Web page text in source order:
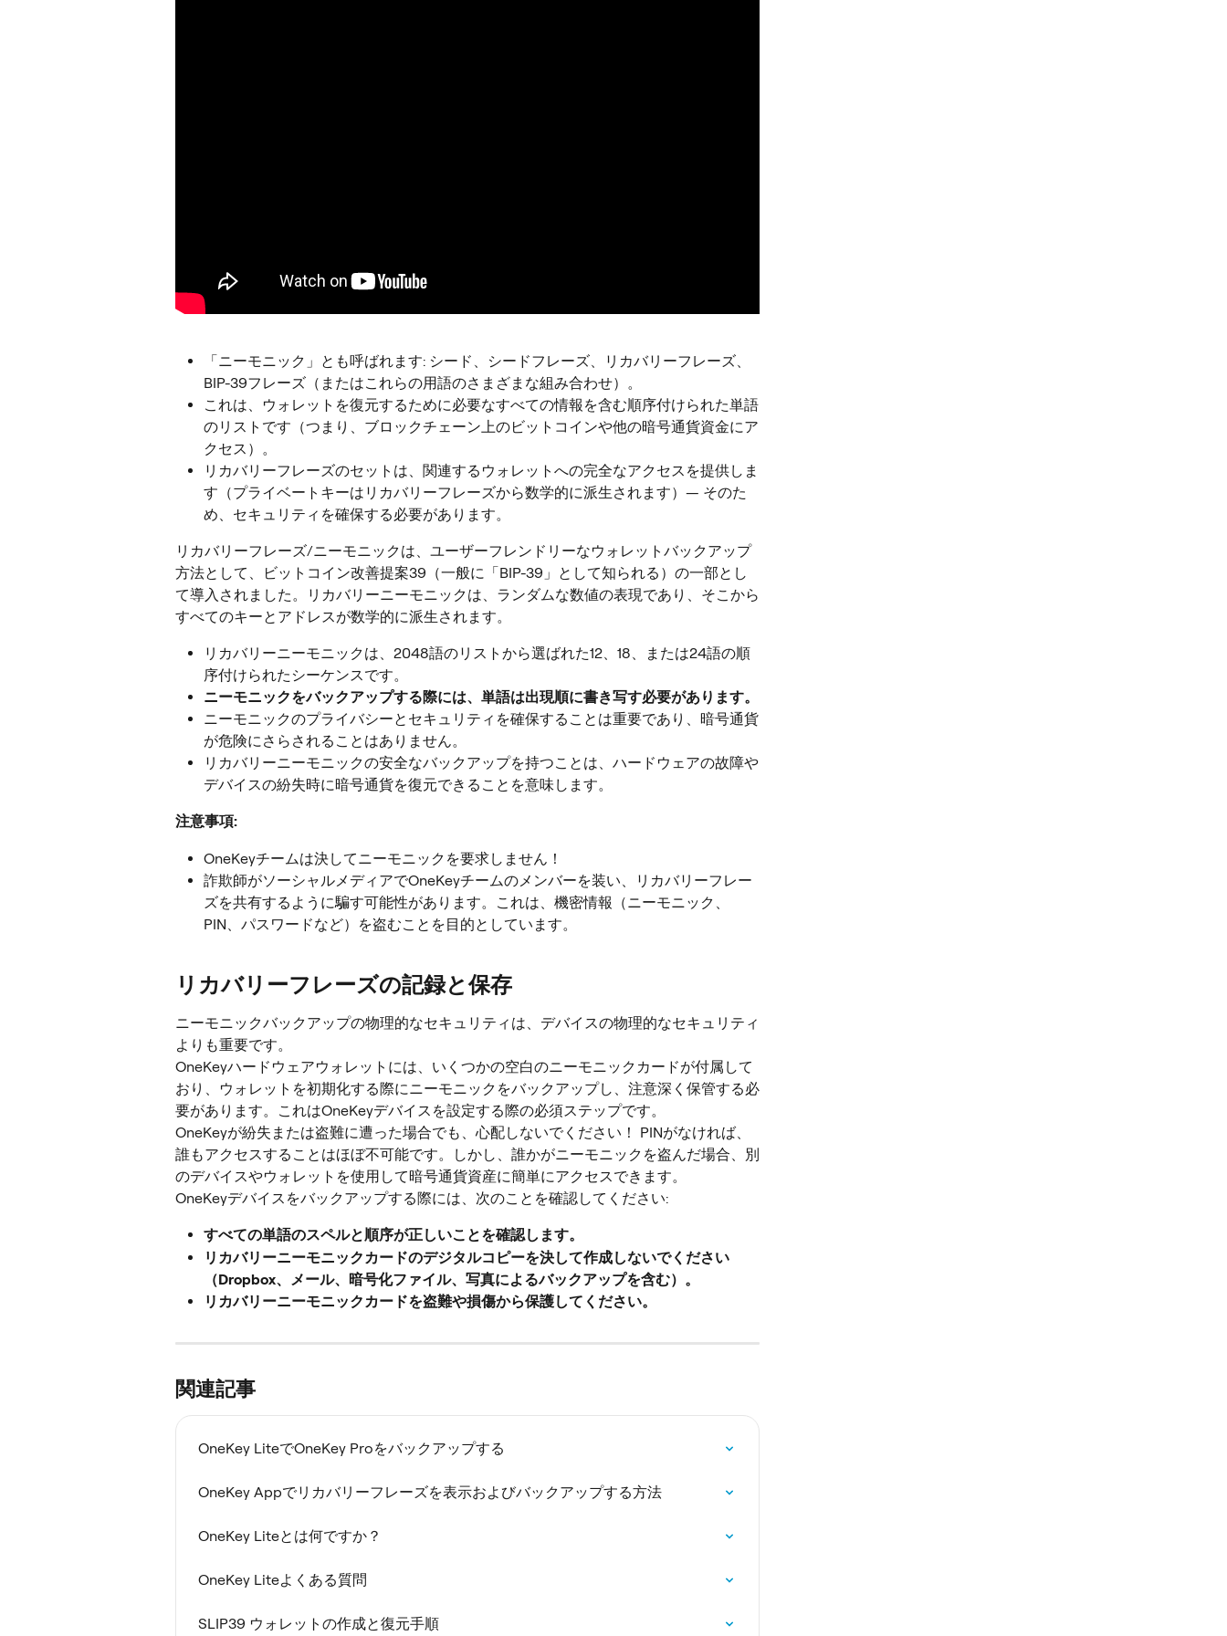
「ニーモニック」とも呼ばれます: シード、シードフレーズ、リカバリーフレーズ、
BIP-39フレーズ（またはこれらの用語のさまざまな組み合わせ）。
これは、ウォレットを復元するために必要なすべての情報を含む順序付けられた単語
のリストです（つまり、ブロックチェーン上のビットコインや他の暗号通貨資金にア
クセス）。
リカバリーフレーズのセットは、関連するウォレットへの完全なアクセスを提供しま
す（プライベートキーはリカバリーフレーズから数学的に派生されます）— そのた
め、セキュリティを確保する必要があります。
リカバリーフレーズ/ニーモニックは、ユーザーフレンドリーなウォレットバックアップ
方法として、ビットコイン改善提案39（一般に「BIP-39」として知られる）の一部とし
て導入されました。リカバリーニーモニックは、ランダムな数値の表現であり、そこから
すべてのキーとアドレスが数学的に派生されます。
リカバリーニーモニックは、2048語のリストから選ばれた12、18、または24語の順
序付けられたシーケンスです。
ニーモニックをバックアップする際には、単語は出現順に書き写す必要があります。
ニーモニックのプライバシーとセキュリティを確保することは重要であり、暗号通貨
が危険にさらされることはありません。
リカバリーニーモニックの安全なバックアップを持つことは、ハードウェアの故障や
デバイスの紛失時に暗号通貨を復元できることを意味します。
注意事項:
OneKeyチームは決してニーモニックを要求しません！
詐欺師がソーシャルメディアでOneKeyチームのメンバーを装い、リカバリーフレー
ズを共有するように騙す可能性があります。これは、機密情報（ニーモニック、
PIN、パスワードなど）を盗むことを目的としています。
リカバリーフレーズの記録と保存
ニーモニックバックアップの物理的なセキュリティは、デバイスの物理的なセキュリティ
よりも重要です。
OneKeyハードウェアウォレットには、いくつかの空白のニーモニックカードが付属して
おり、ウォレットを初期化する際にニーモニックをバックアップし、注意深く保管する必
要があります。これはOneKeyデバイスを設定する際の必須ステップです。
OneKeyが紛失または盗難に遭った場合でも、心配しないでください！ PINがなければ、
誰もアクセスすることはほぼ不可能です。しかし、誰かがニーモニックを盗んだ場合、別
のデバイスやウォレットを使用して暗号通貨資産に簡単にアクセスできます。
OneKeyデバイスをバックアップする際には、次のことを確認してください:
すべての単語のスペルと順序が正しいことを確認します。
リカバリーニーモニックカードのデジタルコピーを決して作成しないでください
（Dropbox、メール、暗号化ファイル、写真によるバックアップを含む）。
リカバリーニーモニックカードを盗難や損傷から保護してください。
関連記事
OneKey LiteでOneKey Proをバックアップする
OneKey Appでリカバリーフレーズを表示およびバックアップする方法
OneKey Liteとは何ですか？
OneKey Liteよくある質問
SLIP39 ウォレットの作成と復元手順